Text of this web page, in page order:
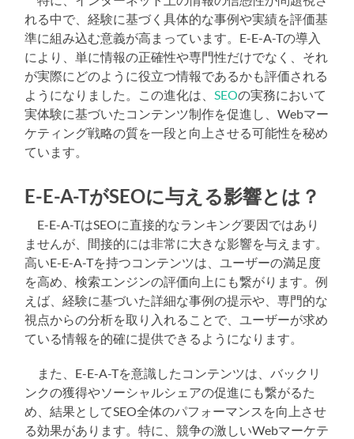
れる中で、経験に基づく具体的な事例や実績を評価基
準に組み込む意義が高まっています。E-E-A-Tの導入
により、単に情報の正確性や専門性だけでなく、それ
が実際にどのように役立つ情報であるかも評価される
ようになりました。この進化は、SEOの実務において
実体験に基づいたコンテンツ制作を促進し、Webマー
ケティング戦略の質を一段と向上させる可能性を秘め
ています。
E-E-A-TがSEOに与える影響とは？
E-E-A-TはSEOに直接的なランキング要因ではあり
ませんが、間接的には非常に大きな影響を与えます。
高いE-E-A-Tを持つコンテンツは、ユーザーの満足度
を高め、検索エンジンの評価向上にも繋がります。例
えば、経験に基づいた詳細な事例の提示や、専門的な
視点からの分析を取り入れることで、ユーザーが求め
ている情報を的確に提供できるようになります。
また、E-E-A-Tを意識したコンテンツは、バックリ
ンクの獲得やソーシャルシェアの促進にも繋がるた
め、結果としてSEO全体のパフォーマンスを向上させ
る効果があります。特に、競争の激しいWebマーケテ